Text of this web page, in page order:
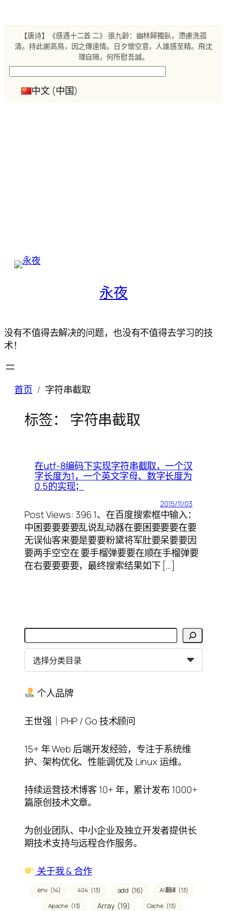
【唐诗】《感遇十二首 二》 張九齡：幽林歸獨臥，滯慮洗孤
清。持此謝高鳥，因之傳遠情。日夕懷空意，人誰感至精。飛沈
理自隔，何所慰吾誠。
中文 (中国)
永夜
没有不值得去解决的问题，也没有不值得去学习的技
术！
首页 字符串截取
标签： 字符串截取
在utf-8编码下实现字符串截取，一个汉
字长度为1，一个英文字母、数字长度为
0.5的实现；
2015/11/03
Post Views: 396 1、在百度搜索框中输入：
中困要要要要乱说乱动器在要困要要要在要
无误仙客来要是要要粉黛将军肚要呆要要因
要两手空空在 要手榴弹要要在顺在手榴弹要
在右要要要要，最终搜索结果如下 […]
搜
索
分
录 个人品牌
王世强｜PHP / Go 技术顾问
15+ 年 Web 后端开发经验，专注于系统维
护、架构优化、性能调优及 Linux 运维。
持续运营技术博客 10+ 年，累计发布 1000+
篇原创技术文章。
为创业团队、中小企业及独立开发者提供长
期技术支持与远程合作服务。
关于我 & 合作
.env (14) 404 (13) add (16) AI 翻译 (13)
Apache (13) Array (19) Cache (13)